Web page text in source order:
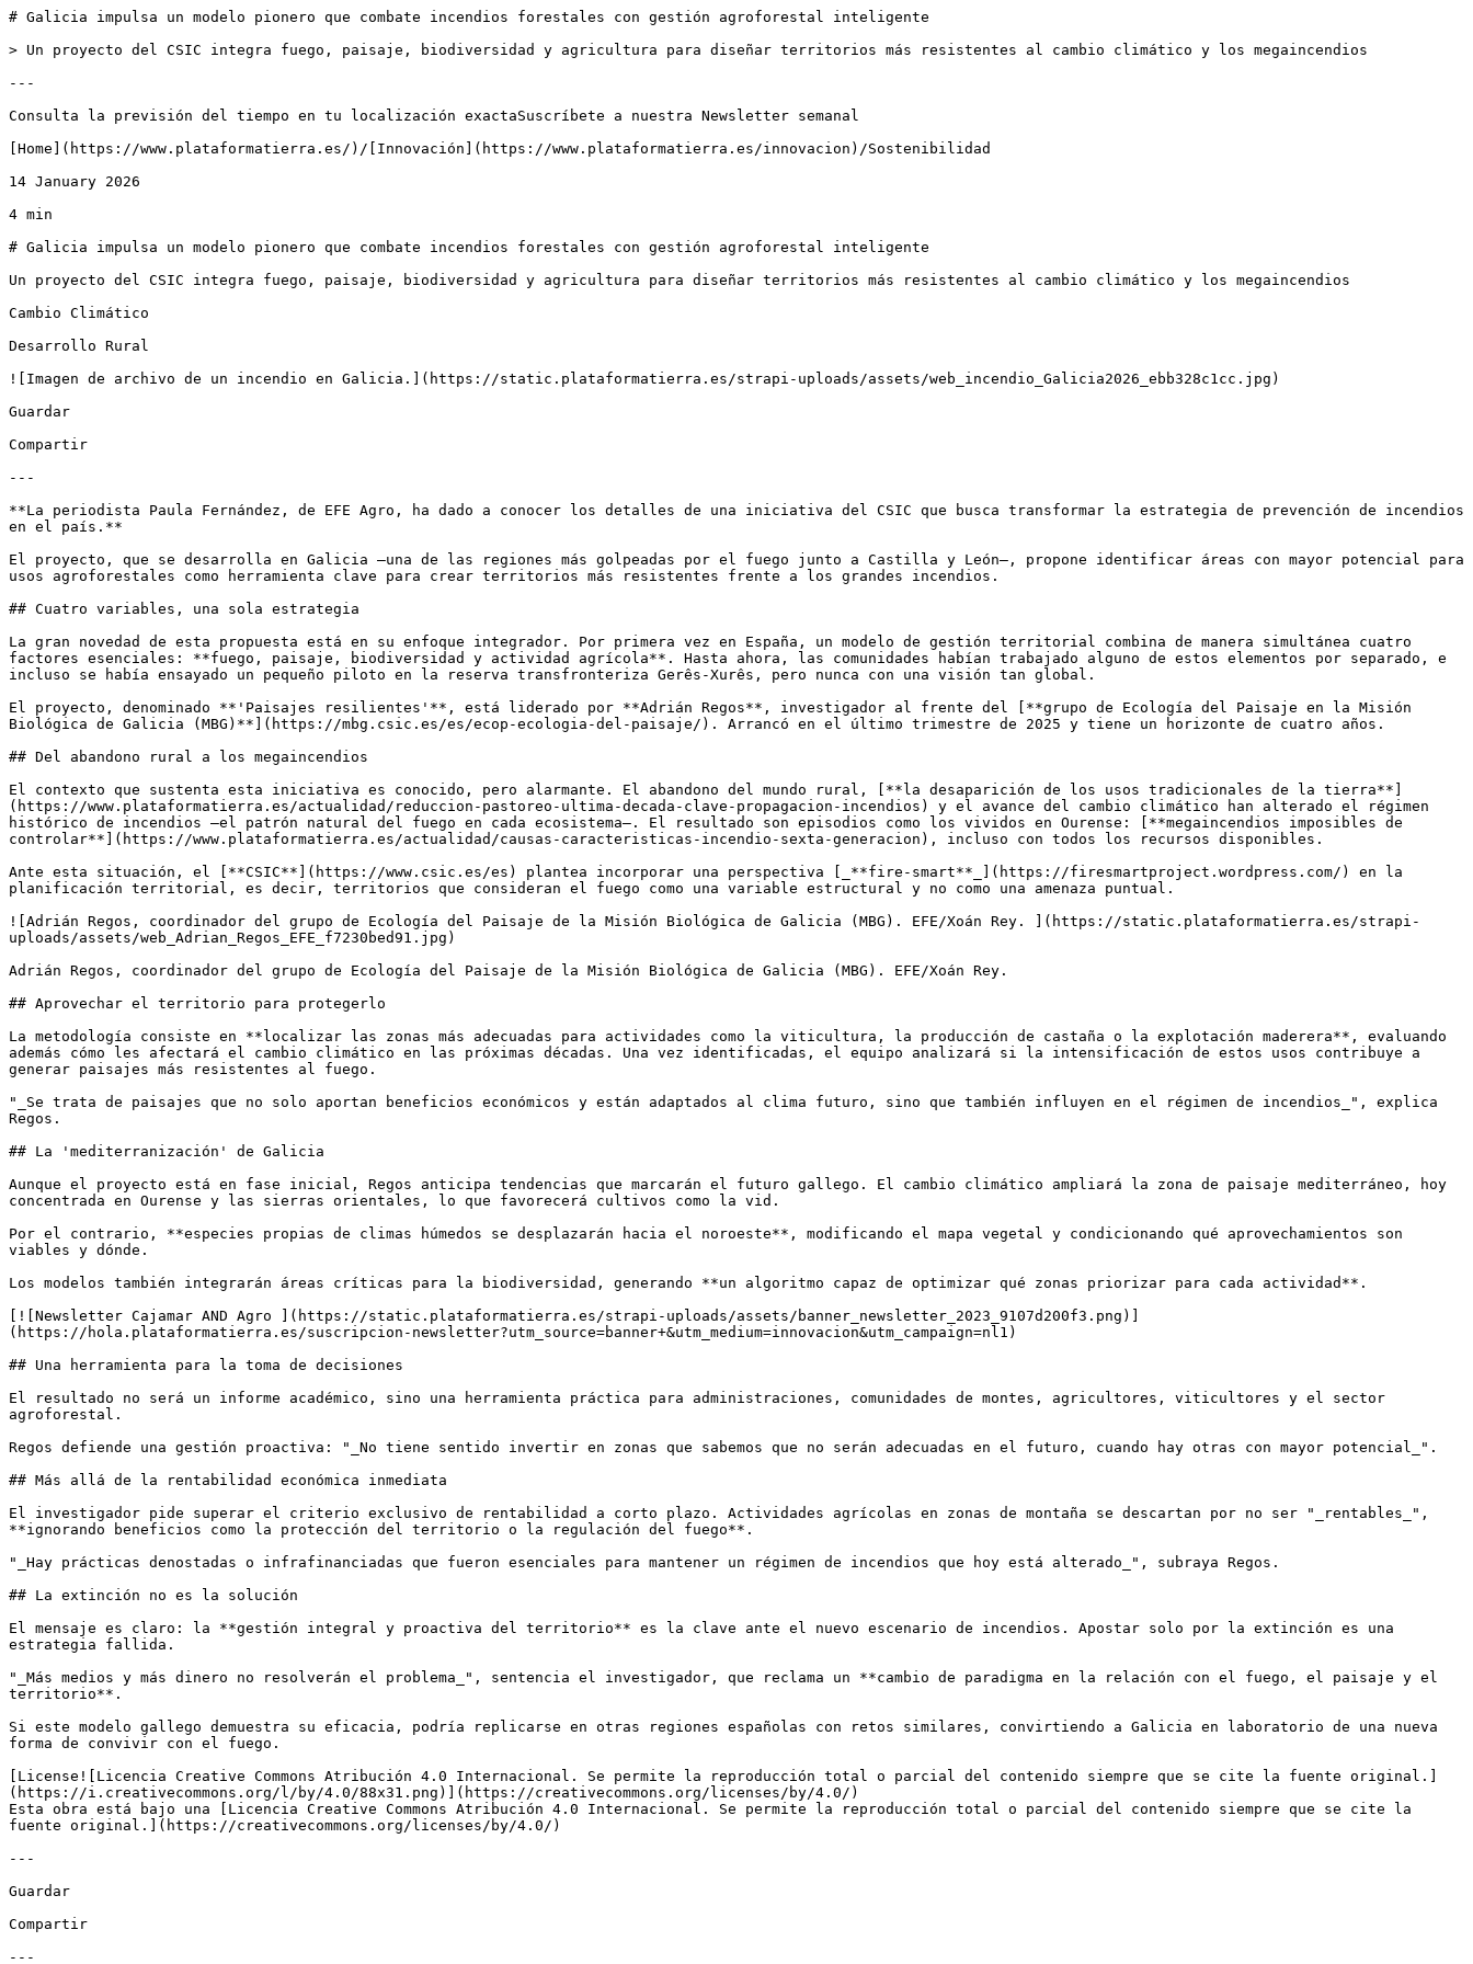
# Galicia impulsa un modelo pionero que combate incendios forestales con gestión agroforestal inteligente
> Un proyecto del CSIC integra fuego, paisaje, biodiversidad y agricultura para diseñar territorios más resistentes al cambio climático y los megaincendios
---
Consulta la previsión del tiempo en tu localización exactaSuscríbete a nuestra Newsletter semanal
[Home](https://www.plataformatierra.es/)/[Innovación](https://www.plataformatierra.es/innovacion)/Sostenibilidad
14 January 2026
4 min
# Galicia impulsa un modelo pionero que combate incendios forestales con gestión agroforestal inteligente
Un proyecto del CSIC integra fuego, paisaje, biodiversidad y agricultura para diseñar territorios más resistentes al cambio climático y los megaincendios
Cambio Climático
Desarrollo Rural
![Imagen de archivo de un incendio en Galicia.](https://static.plataformatierra.es/strapi-uploads/assets/web_incendio_Galicia2026_ebb328c1cc.jpg)
Guardar
Compartir
---
**La periodista Paula Fernández, de EFE Agro, ha dado a conocer los detalles de una iniciativa del CSIC que busca transformar la estrategia de prevención de incendios
en el país.**
El proyecto, que se desarrolla en Galicia —una de las regiones más golpeadas por el fuego junto a Castilla y León—, propone identificar áreas con mayor potencial para
usos agroforestales como herramienta clave para crear territorios más resistentes frente a los grandes incendios.
## Cuatro variables, una sola estrategia
La gran novedad de esta propuesta está en su enfoque integrador. Por primera vez en España, un modelo de gestión territorial combina de manera simultánea cuatro
factores esenciales: **fuego, paisaje, biodiversidad y actividad agrícola**. Hasta ahora, las comunidades habían trabajado alguno de estos elementos por separado, e
incluso se había ensayado un pequeño piloto en la reserva transfronteriza Gerês-Xurês, pero nunca con una visión tan global.
El proyecto, denominado **'Paisajes resilientes'**, está liderado por **Adrián Regos**, investigador al frente del [**grupo de Ecología del Paisaje en la Misión
Biológica de Galicia (MBG)**](https://mbg.csic.es/es/ecop-ecologia-del-paisaje/). Arrancó en el último trimestre de 2025 y tiene un horizonte de cuatro años.
## Del abandono rural a los megaincendios
El contexto que sustenta esta iniciativa es conocido, pero alarmante. El abandono del mundo rural, [**la desaparición de los usos tradicionales de la tierra**]
(https://www.plataformatierra.es/actualidad/reduccion-pastoreo-ultima-decada-clave-propagacion-incendios) y el avance del cambio climático han alterado el régimen
histórico de incendios —el patrón natural del fuego en cada ecosistema—. El resultado son episodios como los vividos en Ourense: [**megaincendios imposibles de
controlar**](https://www.plataformatierra.es/actualidad/causas-caracteristicas-incendio-sexta-generacion), incluso con todos los recursos disponibles.
Ante esta situación, el [**CSIC**](https://www.csic.es/es) plantea incorporar una perspectiva [_**fire-smart**_](https://firesmartproject.wordpress.com/) en la
planificación territorial, es decir, territorios que consideran el fuego como una variable estructural y no como una amenaza puntual.
![Adrián Regos, coordinador del grupo de Ecología del Paisaje de la Misión Biológica de Galicia (MBG). EFE/Xoán Rey. ](https://static.plataformatierra.es/strapi-
uploads/assets/web_Adrian_Regos_EFE_f7230bed91.jpg)
Adrián Regos, coordinador del grupo de Ecología del Paisaje de la Misión Biológica de Galicia (MBG). EFE/Xoán Rey.
## Aprovechar el territorio para protegerlo
La metodología consiste en **localizar las zonas más adecuadas para actividades como la viticultura, la producción de castaña o la explotación maderera**, evaluando
además cómo les afectará el cambio climático en las próximas décadas. Una vez identificadas, el equipo analizará si la intensificación de estos usos contribuye a
generar paisajes más resistentes al fuego.
"_Se trata de paisajes que no solo aportan beneficios económicos y están adaptados al clima futuro, sino que también influyen en el régimen de incendios_", explica
Regos.
## La 'mediterranización' de Galicia
Aunque el proyecto está en fase inicial, Regos anticipa tendencias que marcarán el futuro gallego. El cambio climático ampliará la zona de paisaje mediterráneo, hoy
concentrada en Ourense y las sierras orientales, lo que favorecerá cultivos como la vid.
Por el contrario, **especies propias de climas húmedos se desplazarán hacia el noroeste**, modificando el mapa vegetal y condicionando qué aprovechamientos son
viables y dónde.
Los modelos también integrarán áreas críticas para la biodiversidad, generando **un algoritmo capaz de optimizar qué zonas priorizar para cada actividad**.
[![Newsletter Cajamar AND Agro ](https://static.plataformatierra.es/strapi-uploads/assets/banner_newsletter_2023_9107d200f3.png)]
(https://hola.plataformatierra.es/suscripcion-newsletter?utm_source=banner+&utm_medium=innovacion&utm_campaign=nl1)
## Una herramienta para la toma de decisiones
El resultado no será un informe académico, sino una herramienta práctica para administraciones, comunidades de montes, agricultores, viticultores y el sector
agroforestal.
Regos defiende una gestión proactiva: "_No tiene sentido invertir en zonas que sabemos que no serán adecuadas en el futuro, cuando hay otras con mayor potencial_".
## Más allá de la rentabilidad económica inmediata
El investigador pide superar el criterio exclusivo de rentabilidad a corto plazo. Actividades agrícolas en zonas de montaña se descartan por no ser "_rentables_",
**ignorando beneficios como la protección del territorio o la regulación del fuego**.
"_Hay prácticas denostadas o infrafinanciadas que fueron esenciales para mantener un régimen de incendios que hoy está alterado_", subraya Regos.
## La extinción no es la solución
El mensaje es claro: la **gestión integral y proactiva del territorio** es la clave ante el nuevo escenario de incendios. Apostar solo por la extinción es una
estrategia fallida.
"_Más medios y más dinero no resolverán el problema_", sentencia el investigador, que reclama un **cambio de paradigma en la relación con el fuego, el paisaje y el
territorio**.
Si este modelo gallego demuestra su eficacia, podría replicarse en otras regiones españolas con retos similares, convirtiendo a Galicia en laboratorio de una nueva
forma de convivir con el fuego.
[License![Licencia Creative Commons Atribución 4.0 Internacional. Se permite la reproducción total o parcial del contenido siempre que se cite la fuente original.]
(https://i.creativecommons.org/l/by/4.0/88x31.png)](https://creativecommons.org/licenses/by/4.0/)
Esta obra está bajo una [Licencia Creative Commons Atribución 4.0 Internacional. Se permite la reproducción total o parcial del contenido siempre que se cite la
fuente original.](https://creativecommons.org/licenses/by/4.0/)
---
Guardar
Compartir
---